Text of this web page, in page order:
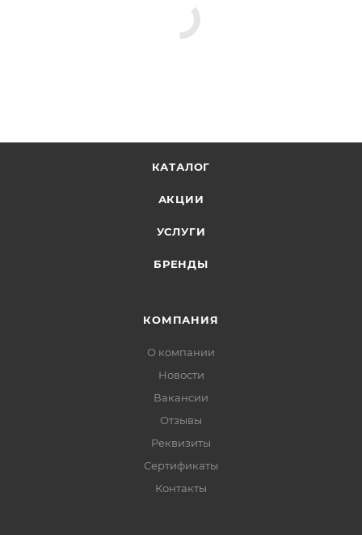
КАТАЛОГ
АКЦИИ
УСЛУГИ
БРЕНДЫ
КОМПАНИЯ
О компании
Новости
Вакансии
Отзывы
Реквизиты
Сертификаты
Контакты